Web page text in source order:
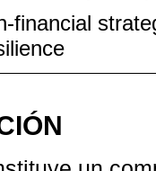
financial